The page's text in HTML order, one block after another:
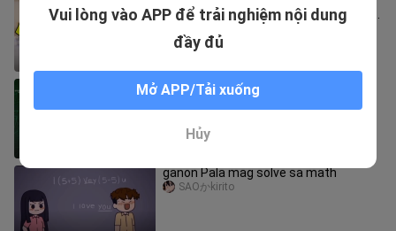
nhân! Tình yêu đích thực là phải hành
Mutya ng section E episode 10 anong
ganon Pala mag solve sa math
SAOかkirito
Vui lòng vào APP để trải nghiệm nội dung
đầy đủ
Mở APP/Tải xuống
Hủy